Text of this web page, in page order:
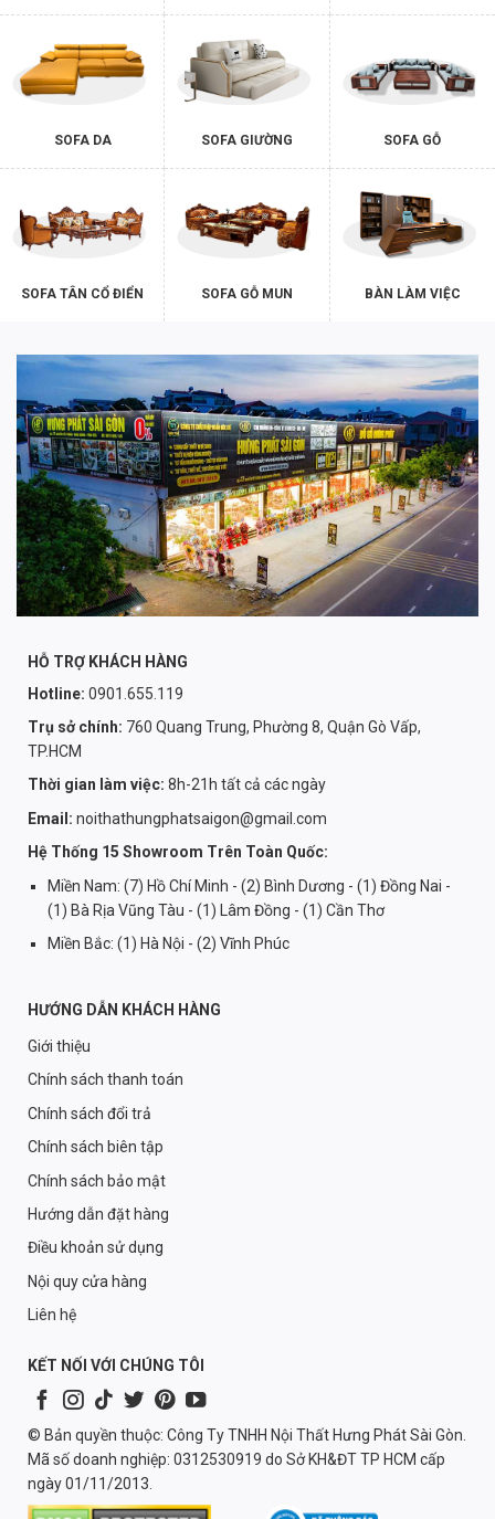
SOFA DA SOFA GIƯỜNG SOFA GỖ
SOFA TÂN CỔ ĐIỂN SOFA GỖ MUN BÀN LÀM VIỆC
HỖ TRỢ KHÁCH HÀNG
Hotline: 0901.655.119
Trụ sở chính: 760 Quang Trung, Phường 8, Quận Gò Vấp,
TP.HCM
Thời gian làm việc: 8h-21h tất cả các ngày
Email: noithathungphatsaigon@gmail.com
Hệ Thống 15 Showroom Trên Toàn Quốc:
Miền Nam: (7) Hồ Chí Minh - (2) Bình Dương - (1) Đồng Nai -
(1) Bà Rịa Vũng Tàu - (1) Lâm Đồng - (1) Cần Thơ
Miền Bắc: (1) Hà Nội - (2) Vĩnh Phúc
HƯỚNG DẪN KHÁCH HÀNG
Giới thiệu
Chính sách thanh toán
Chính sách đổi trả
Chính sách biên tập
Chính sách bảo mật
Hướng dẫn đặt hàng
Điều khoản sử dụng
Nội quy cửa hàng
Liên hệ
KẾT NỐI VỚI CHÚNG TÔI
© Bản quyền thuộc: Công Ty TNHH Nội Thất Hưng Phát Sài Gòn.
Mã số doanh nghiệp: 0312530919 do Sở KH&ĐT TP HCM cấp
ngày 01/11/2013.